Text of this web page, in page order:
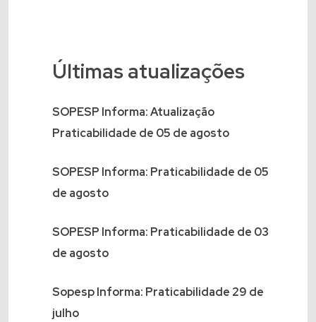
Últimas atualizações
SOPESP Informa: Atualização
Praticabilidade de 05 de agosto
SOPESP Informa: Praticabilidade de 05
de agosto
SOPESP Informa: Praticabilidade de 03
de agosto
Sopesp Informa: Praticabilidade 29 de
julho